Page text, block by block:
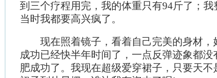
到三个疗程用完，我的体重只有94斤了；
当时我都要高兴疯了。
现在照着镜子，看着自己完美的身材，
成功已经快半年时间了，一点反弹迹象都
肥成功了。我现在超级爱穿裙子，只要天